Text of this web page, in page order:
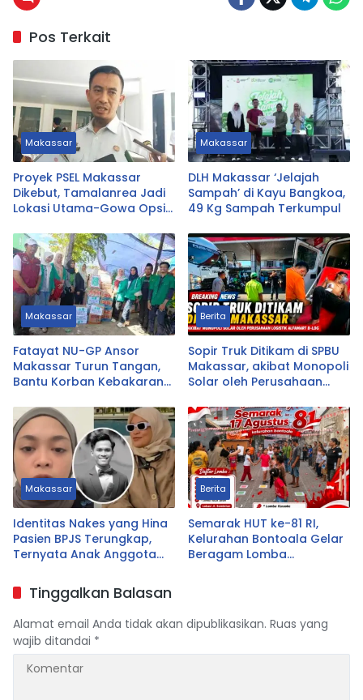
Pos Terkait
Makassar
Proyek PSEL Makassar
Dikebut, Tamalanrea Jadi
Lokasi Utama-Gowa Opsi
Makassar
DLH Makassar ‘Jelajah
Sampah’ di Kayu Bangkoa,
49 Kg Sampah Terkumpul
Makassar
Fatayat NU-GP Ansor
Makassar Turun Tangan,
Bantu Korban Kebakaran
Berita
Sopir Truk Ditikam di SPBU
Makassar, akibat Monopoli
Solar oleh Perusahaan
Makassar
Identitas Nakes yang Hina
Pasien BPJS Terungkap,
Ternyata Anak Anggota
Berita
Semarak HUT ke-81 RI,
Kelurahan Bontoala Gelar
Beragam Lomba
Tinggalkan Balasan
Alamat email Anda tidak akan dipublikasikan. Ruas yang
wajib ditandai *